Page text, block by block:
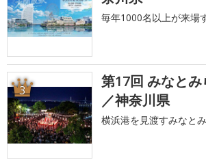
毎年1000名以上が来場
3
第17回 みなとみ
／神奈川県
横浜港を見渡すみなと